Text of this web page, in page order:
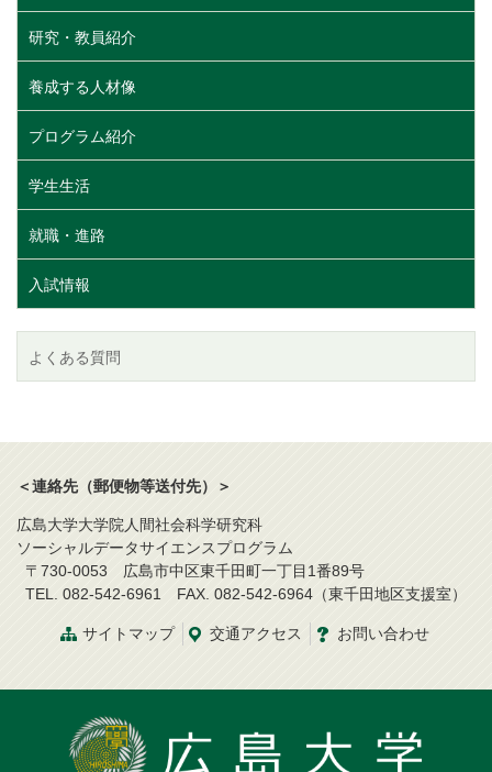
研究・教員紹介
養成する人材像
プログラム紹介
学生生活
就職・進路
入試情報
よくある質問
＜連絡先（郵便物等送付先）＞
広島大学大学院人間社会科学研究科
ソーシャルデータサイエンスプログラム
〒730-0053 広島市中区東千田町一丁目1番89号
TEL. 082-542-6961 FAX. 082-542-6964（東千田地区支援室）
サイトマップ 交通アクセス お問い合わせ